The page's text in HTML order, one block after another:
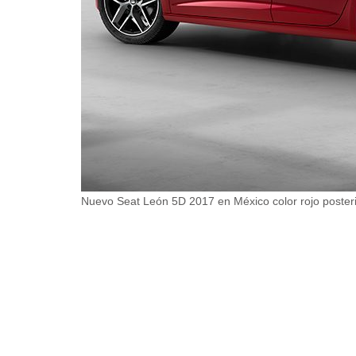
Nuevo Seat León 5D 2017 en México color rojo